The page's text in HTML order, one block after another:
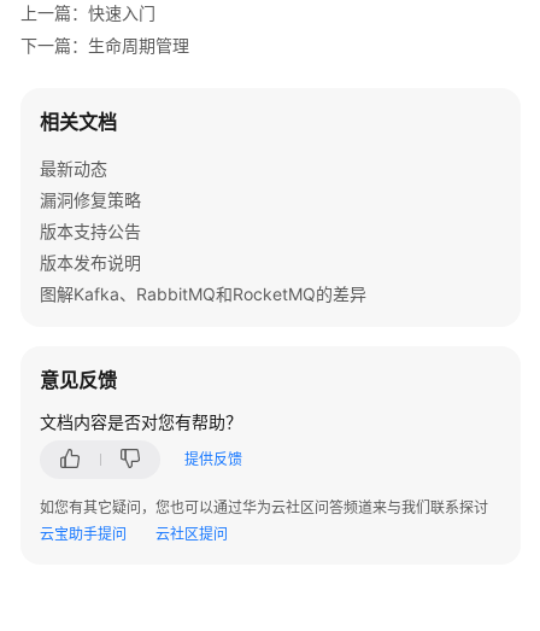
用
南
最
佳
实
践
指
API
考
上一篇：快速入门
下一篇：生命周期管理
相关文档
最新动态
漏洞修复策略
版本支持公告
版本发布说明
图解Kafka、RabbitMQ和RocketMQ的差异
意见反馈
文档内容是否对您有帮助？
提供反馈
如您有其它疑问，您也可以通过华为云社区问答频道来与我们联系探讨
云宝助手提问
云社区提问